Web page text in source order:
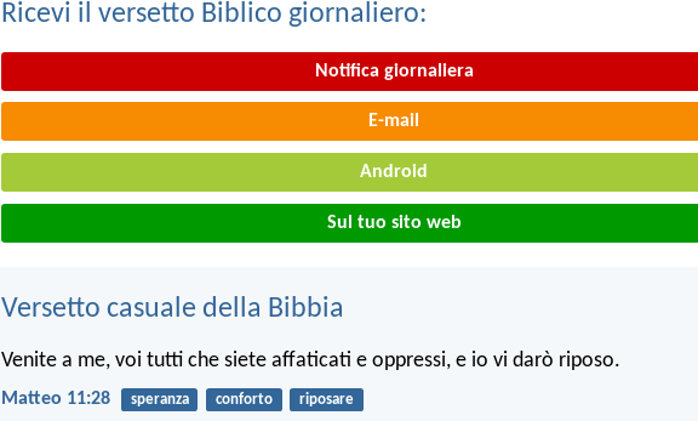
Ricevi il versetto Biblico giornaliero:
Notifica giornaliera
E-mail
Android
Sul tuo sito web
Versetto casuale della Bibbia
Venite a me, voi tutti che siete affaticati e oppressi, e io vi darò riposo.
Matteo 11:28 speranza conforto riposare